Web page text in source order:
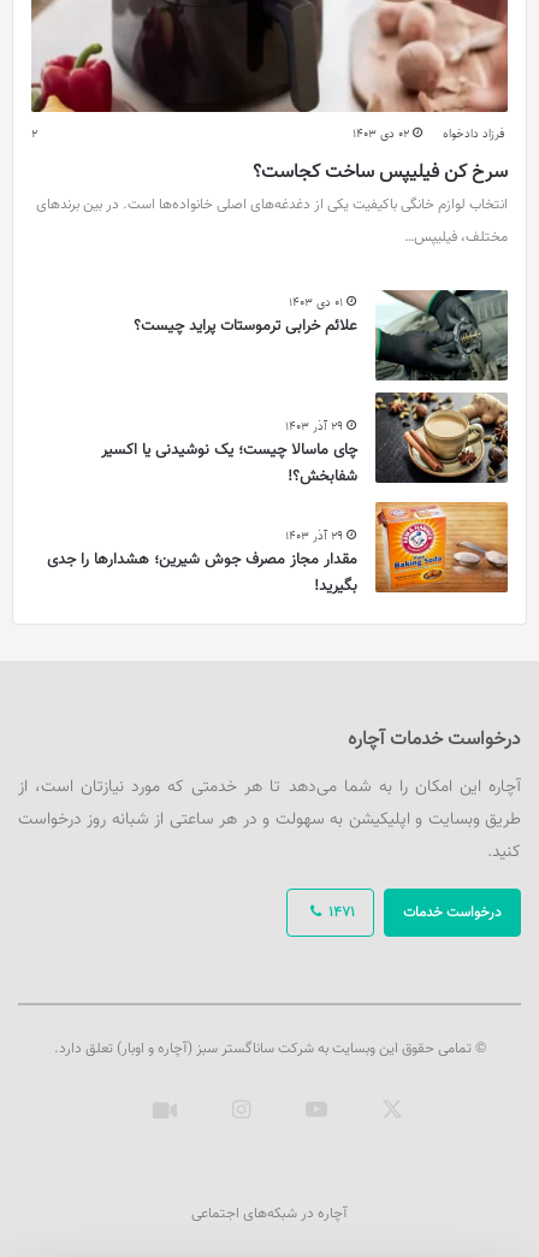
فرزاد دادخواه 02 دی 1403 2
سرخ کن فیلیپس ساخت کجاست؟
انتخاب لوازم خانگی باکیفیت یکی از دغدغه‌های اصلی خانواده‌ها است. در بین برندهای
مختلف، فیلیپس…
01 دی 1403
علائم خرابی ترموستات پراید چیست؟
29 آذر 1403
چای ماسالا چیست؛ یک نوشیدنی یا اکسیر
شفابخش؟!
29 آذر 1403
مقدار مجاز مصرف جوش شیرین؛ هشدارها را جدی
بگیرید!
درخواست خدمات آچاره
آچاره این امکان را به شما می‌دهد تا هر خدمتی که مورد نیازتان است، از
طریق وبسایت و اپلیکیشن به سهولت و در هر ساعتی از شبانه روز درخواست
کنید.
1471 درخواست خدمات
© تمامی حقوق این وبسایت به شرکت ساناگستر سبز (آچاره و اوبار) تعلق دارد.
یوتیوب اینستاگرام
آچاره در شبکه‌های اجتماعی